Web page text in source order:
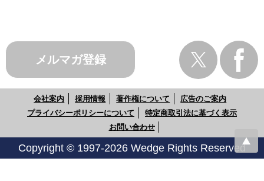
メルマガ登録
会社案内 採用情報 著作権について
広告のご案内
プライバシーポリシーについて
特定商取引法に基づく表示
お問い合わせ
Copyright © 1997-2026 Wedge Rights Reserved